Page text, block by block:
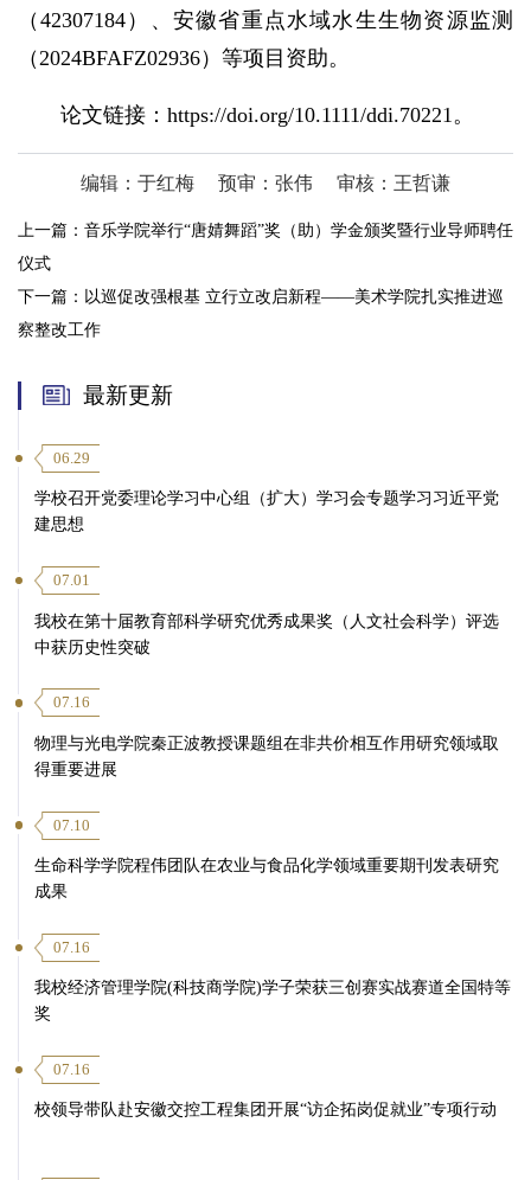
（42307184）、安徽省重点水域水生生物资源监测
（2024BFAFZ02936）等项目资助。
论文链接：https://doi.org/10.1111/ddi.70221。
编辑：于红梅 预审：张伟 审核：王哲谦
上一篇： 音乐学院举行“唐婧舞蹈”奖（助）学金颁奖暨行业导师聘任
仪式
下一篇： 以巡促改强根基 立行立改启新程——美术学院扎实推进巡
察整改工作
最新更新
06.29
学校召开党委理论学习中心组（扩大）学习会专题学习习近平党
建思想
07.01
我校在第十届教育部科学研究优秀成果奖（人文社会科学）评选
中获历史性突破
07.16
物理与光电学院秦正波教授课题组在非共价相互作用研究领域取
得重要进展
07.10
生命科学学院程伟团队在农业与食品化学领域重要期刊发表研究
成果
07.16
我校经济管理学院(科技商学院)学子荣获三创赛实战赛道全国特等
奖
07.16
校领导带队赴安徽交控工程集团开展“访企拓岗促就业”专项行动